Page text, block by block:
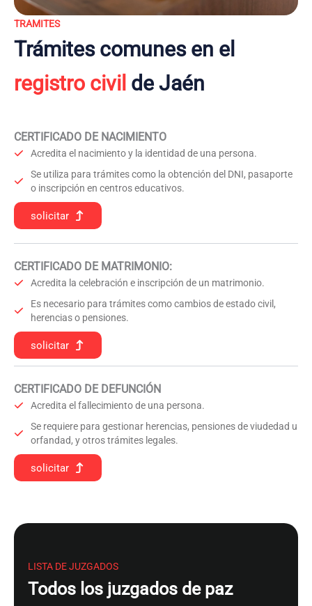
TRAMITES
Trámites comunes en el
registro civil de Jaén
CERTIFICADO DE NACIMIENTO
Acredita el nacimiento y la identidad de una persona.
Se utiliza para trámites como la obtención del DNI, pasaporte
o inscripción en centros educativos.
solicitar
CERTIFICADO DE MATRIMONIO:
Acredita la celebración e inscripción de un matrimonio.
Es necesario para trámites como cambios de estado civil,
herencias o pensiones.
solicitar
CERTIFICADO DE DEFUNCIÓN
Acredita el fallecimiento de una persona.
Se requiere para gestionar herencias, pensiones de viudedad u
orfandad, y otros trámites legales.
solicitar
LISTA DE JUZGADOS
Todos los juzgados de paz